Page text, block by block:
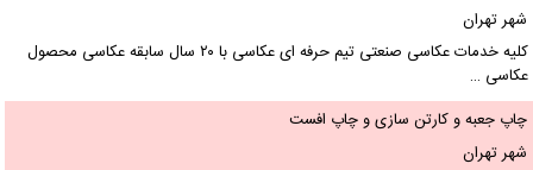
شهر تهران
کلیه خدمات عکاسی صنعتی تیم حرفه ای عکاسی با ۲۰ سال سابقه عکاسی محصول
عکاسی …
چاپ جعبه و کارتن سازی و چاپ افست
شهر تهران